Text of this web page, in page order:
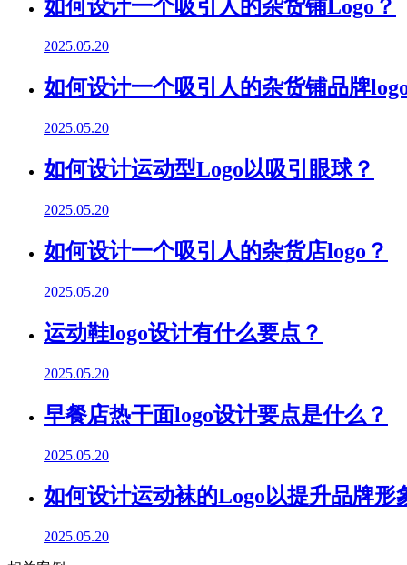
如何设计一个吸引人的杂货铺Logo？
2025.05.20
如何设计一个吸引人的杂货铺品牌
2025.05.20
如何设计运动型Logo以吸引眼球？
2025.05.20
如何设计一个吸引人的杂货店logo？
2025.05.20
运动鞋logo设计有什么要点？
2025.05.20
早餐店热干面logo设计要点是什么？
2025.05.20
如何设计运动袜的Logo以提升品牌形
2025.05.20